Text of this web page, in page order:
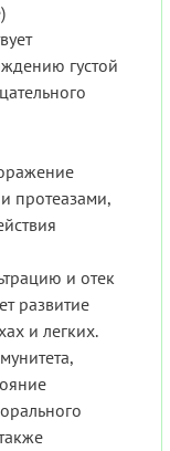
густой
протеазами,
и отек
развитие
и легких.